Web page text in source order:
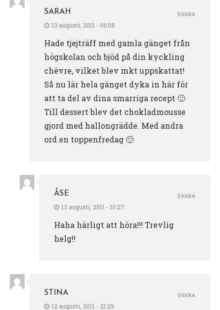
SARAH
13 augusti, 2011 - 00:08
Hade tjejträff med gamla gänget från
högskolan och bjöd på din kyckling
chèvre, vilket blev mkt uppskattat!
Så nu lär hela gänget dyka in här för
att ta del av dina smarriga recept 🙂
Till dessert blev det chokladmousse
gjord med hallongrädde. Med andra
ord en toppenfredag 🙂
SVARA
ÅSE
13 augusti, 2011 - 10:27
Haha härligt att höra!!! Trevlig
helg!!
SVARA
STINA
12 augusti, 2011 - 21:29
SVARA